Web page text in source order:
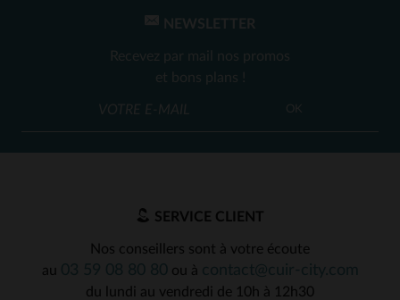
NEWSLETTER
Recevez par mail nos promos
et bons plans !
OK
SERVICE CLIENT
Nos conseillers sont à votre écoute
au
ou à
du lundi au vendredi de 10h à 12h30